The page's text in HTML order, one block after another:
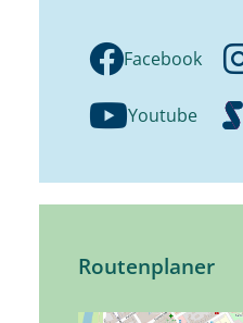
Facebook
Youtube
Routenplaner